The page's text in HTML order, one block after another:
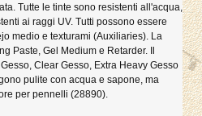
Tutte le tinte sono resistenti all'acqua,
ai raggi UV. Tutti possono essere
medio e texturami (Auxiliaries). La
Paste, Gel Medium e Retarder. Il
Clear Gesso, Extra Heavy Gesso
pulite con acqua e sapone, ma
per pennelli (28890).